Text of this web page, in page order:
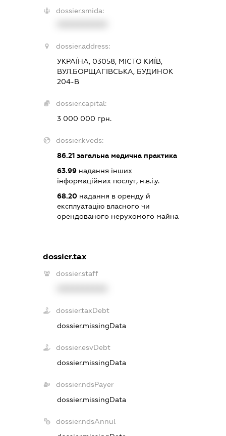
dossier.smida:
dossier.address:
УКРАЇНА, 03058, МІСТО КИЇВ,
ВУЛ.БОРЩАГІВСЬКА, БУДИНОК
204-В
dossier.capital:
3 000 000 грн.
dossier.kveds:
86.21загальна медична практика
63.99надання інших
інформаційних послуг, н.в.і.у.
68.20надання в оренду й
експлуатацію власного чи
орендованого нерухомого майна
dossier.tax
dossier.staff
dossier.taxDebt
dossier.missingData
dossier.esvDebt
dossier.missingData
dossier.ndsPayer
dossier.missingData
dossier.ndsAnnul